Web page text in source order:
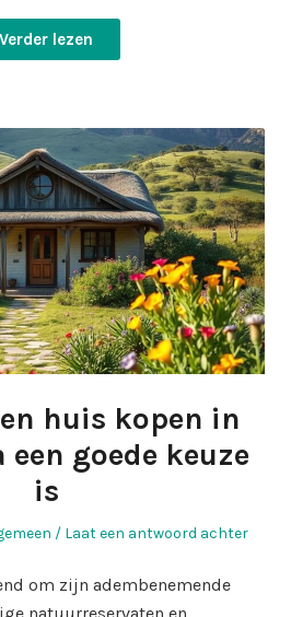
Verder lezen
huis kopen in
goede keuze
is
Laat een antwoord achter
om zijn adembenemende